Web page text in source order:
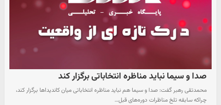
صدا و سیما نباید مناظره انتخاباتی برگزار کند
محمدتقی رهبر گفت: صدا و سیما هم نباید مناظره انتخاباتی میان کاندیداها برگزار کند،
چراکه سابقه تلخ مناظرات دوره‌های قبل…